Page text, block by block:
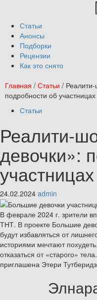
содержимому
Menu Статьи
Анонсы
Подборки
Рецензии
Как это снято
Главная / Статьи /
подробности об участницах
Статьи
Реалити-
девочки»:
участницах
24.02.2024 admin
В феврале 2024 г. зрители
ТНТ. В проекте Большие
будут избавляться от
историями мечтают
отказаться от «старого»
приглашена Этери